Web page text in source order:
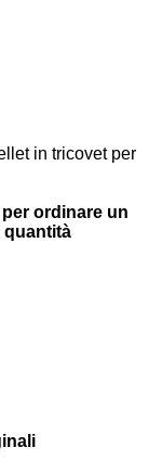
in tricovet per
per ordinare un
quantità